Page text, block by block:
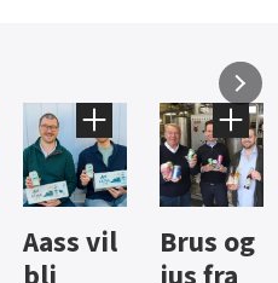
Brus og
Hard